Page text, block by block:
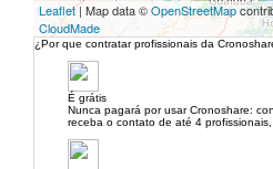
Leaflet| Map data ©OpenStreetMap
CloudMade
¿Por que contratar profissionais da
É grátis
Nunca pagará por usar Cronoshare:
receba o contato de até 4 profissionais,